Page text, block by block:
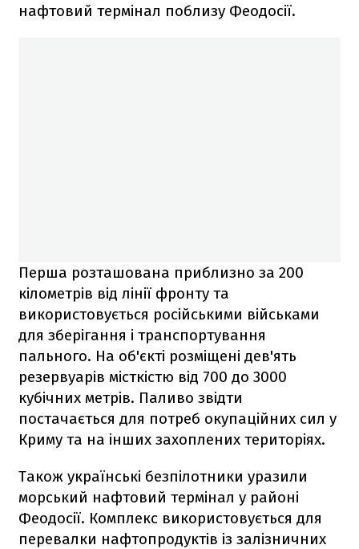
нафтовий термінал поблизу Феодосії.
Перша розташована приблизно за 200
кілометрів від лінії фронту та
використовується російськими військами
для зберігання і транспортування
пального. На об'єкті розміщені дев'ять
резервуарів місткістю від 700 до 3000
кубічних метрів. Паливо звідти
постачається для потреб окупаційних сил у
Криму та на інших захоплених територіях.
Також українські безпілотники уразили
морський нафтовий термінал у районі
Феодосії. Комплекс використовується для
перевалки нафтопродуктів із залізничних